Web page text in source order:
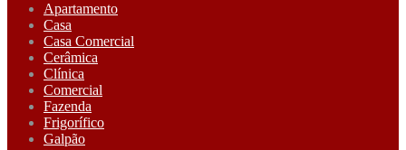
Apartamento
Casa
Casa Comercial
Cerâmica
Clínica
Comercial
Fazenda
Frigorífico
Galpão